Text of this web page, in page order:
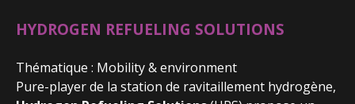
HYDROGEN REFUELING SOLUTIONS
Thématique : Mobility & environment
Pure-player de la station de ravitaillement hydrogène,